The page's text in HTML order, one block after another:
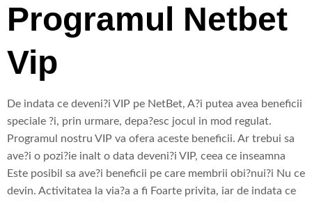
Programul Netbet
Vip
De indata ce deveni?i VIP pe NetBet, A?i putea avea beneficii
speciale ?i, prin urmare, depa?esc jocul in mod regulat.
Programul nostru VIP va ofera aceste beneficii. Ar trebui sa
ave?i o pozi?ie inalt o data deveni?i VIP, ceea ce inseamna
Este posibil sa ave?i beneficii pe care membrii obi?nui?i Nu ce
devin. Activitatea la via?a a fi Foarte privita, iar de indata ce